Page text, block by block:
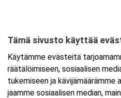
Tarkempi kartta ja ajo-ohjeet
Tämä sivusto käyttää
Käytämme evästeitä
räätälöimiseen, sosiaalisen
tukemiseen ja kävijämäärämme
jaamme sosiaalisen median,